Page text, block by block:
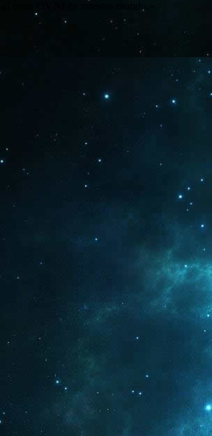
al tema OVNI en nuestro mundo.»